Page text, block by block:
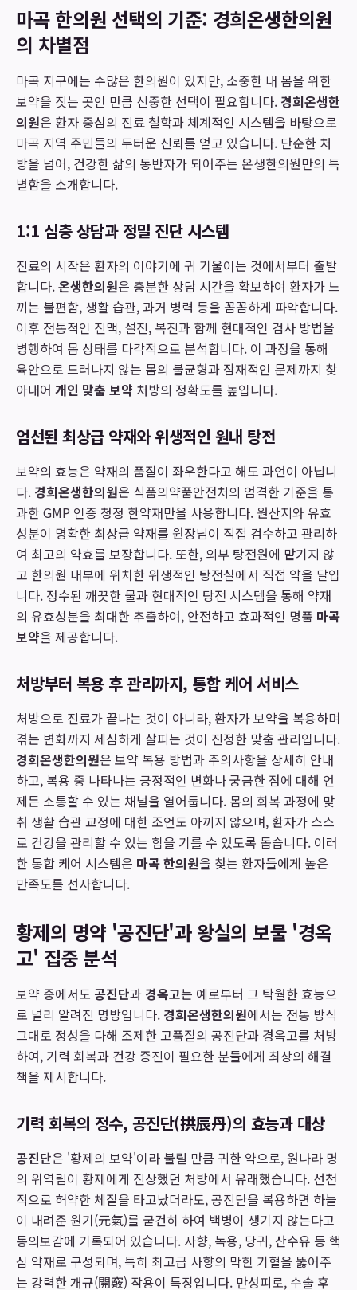
마곡 한의원 선택의 기준: 경희온생한의원
의 차별점
마곡 지구에는 수많은 한의원이 있지만, 소중한 내 몸을 위한
보약을 짓는 곳인 만큼 신중한 선택이 필요합니다. 경희온생한
의원은 환자 중심의 진료 철학과 체계적인 시스템을 바탕으로
마곡 지역 주민들의 두터운 신뢰를 얻고 있습니다. 단순한 처
방을 넘어, 건강한 삶의 동반자가 되어주는 온생한의원만의 특
별함을 소개합니다.
1:1 심층 상담과 정밀 진단 시스템
진료의 시작은 환자의 이야기에 귀 기울이는 것에서부터 출발
합니다.온생한의원은 충분한 상담 시간을 확보하여 환자가 느
끼는 불편함, 생활 습관, 과거 병력 등을 꼼꼼하게 파악합니다.
이후 전통적인 진맥, 설진, 복진과 함께 현대적인 검사 방법을
병행하여 몸 상태를 다각적으로 분석합니다. 이 과정을 통해
육안으로 드러나지 않는 몸의 불균형과 잠재적인 문제까지 찾
아내어 개인 맞춤 보약 처방의 정확도를 높입니다.
엄선된 최상급 약재와 위생적인 원내 탕전
보약의 효능은 약재의 품질이 좌우한다고 해도 과언이 아닙니
다. 경희온생한의원은 식품의약품안전처의 엄격한 기준을 통
과한 GMP 인증 청정 한약재만을 사용합니다. 원산지와 유효
성분이 명확한 최상급 약재를 원장님이 직접 검수하고 관리하
여 최고의 약효를 보장합니다. 또한, 외부 탕전원에 맡기지 않
고 한의원 내부에 위치한 위생적인 탕전실에서 직접 약을 달입
니다. 정수된 깨끗한 물과 현대적인 탕전 시스템을 통해 약재
의 유효성분을 최대한 추출하여, 안전하고 효과적인 명품 마곡
보약을 제공합니다.
처방부터 복용 후 관리까지, 통합 케어 서비스
처방으로 진료가 끝나는 것이 아니라, 환자가 보약을 복용하며
겪는 변화까지 세심하게 살피는 것이 진정한 맞춤 관리입니다.
경희온생한의원은 보약 복용 방법과 주의사항을 상세히 안내
하고, 복용 중 나타나는 긍정적인 변화나 궁금한 점에 대해 언
제든 소통할 수 있는 채널을 열어둡니다. 몸의 회복 과정에 맞
춰 생활 습관 교정에 대한 조언도 아끼지 않으며, 환자가 스스
로 건강을 관리할 수 있는 힘을 기를 수 있도록 돕습니다. 이러
한 통합 케어 시스템은 마곡 한의원을 찾는 환자들에게 높은
만족도를 선사합니다.
황제의 명약 '공진단'과 왕실의 보물 '경옥
고' 집중 분석
보약 중에서도 공진단과 경옥고는 예로부터 그 탁월한 효능으
로 널리 알려진 명방입니다. 경희온생한의원에서는 전통 방식
그대로 정성을 다해 조제한 고품질의 공진단과 경옥고를 처방
하여, 기력 회복과 건강 증진이 필요한 분들에게 최상의 해결
책을 제시합니다.
기력 회복의 정수, 공진단(拱辰丹)의 효능과 대상
공진단은 '황제의 보약'이라 불릴 만큼 귀한 약으로, 원나라 명
의 위역림이 황제에게 진상했던 처방에서 유래했습니다. 선천
적으로 허약한 체질을 타고났더라도, 공진단을 복용하면 하늘
이 내려준 원기(元氣)를 굳건히 하여 백병이 생기지 않는다고
동의보감에 기록되어 있습니다. 사향, 녹용, 당귀, 산수유 등 핵
심 약재로 구성되며, 특히 최고급 사향의 막힌 기혈을 뚫어주
는 강력한 개규(開竅) 작용이 특징입니다. 만성피로, 수술 후